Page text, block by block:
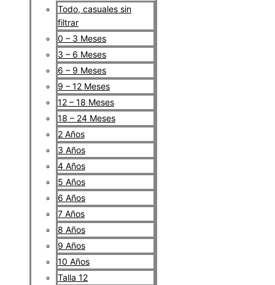
Todo, casuales sin
filtrar
0 – 3 Meses
3 – 6 Meses
6 – 9 Meses
9 – 12 Meses
12 – 18 Meses
18 – 24 Meses
2 Años
3 Años
4 Años
5 Años
6 Años
7 Años
8 Años
9 Años
10 Años
Talla 12